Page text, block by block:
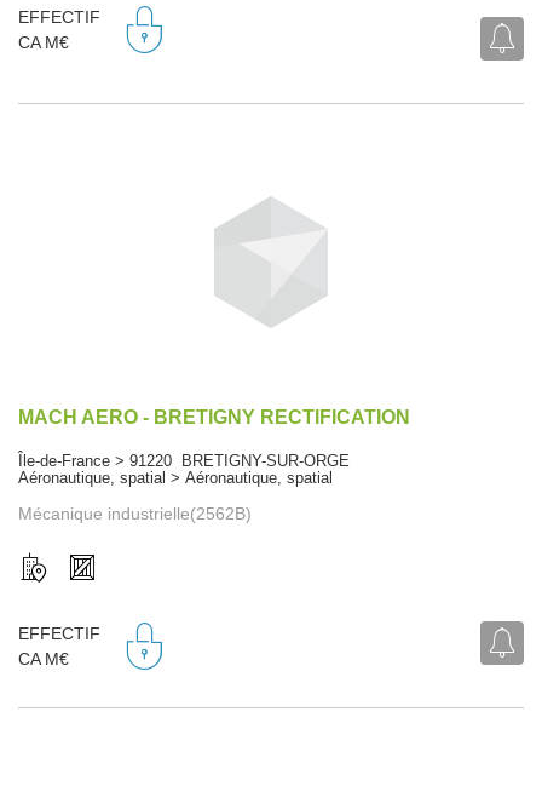
EFFECTIF
CA M€
MACH AERO - BRETIGNY RECTIFICATION
Île-de-France > 91220 BRETIGNY-SUR-ORGE
Aéronautique, spatial > Aéronautique, spatial
Mécanique industrielle(2562B)
EFFECTIF
CA M€